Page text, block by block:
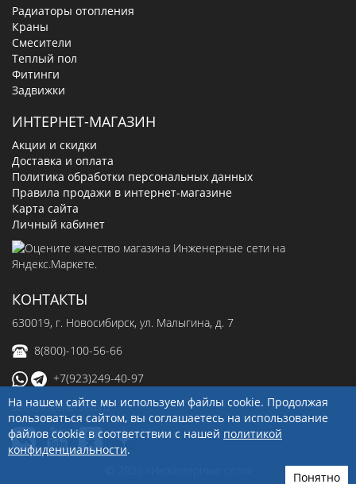
Радиаторы отопления
Краны
Смесители
Теплый пол
Фитинги
Задвижки
ИНТЕРНЕТ-МАГАЗИН
Акции и скидки
Доставка и оплата
Политика обработки персональных данных
Правила продажи в интернет-магазине
Карта сайта
Личный кабинет
КОНТАКТЫ
630019, г. Новосибирск, ул. Малыгина, д. 7
8(800)-100-56-66
+7(923)249-40-97
sale@ingenerseti.ru
На нашем сайте мы используем файлы cookie. Продолжая
пользоваться сайтом, вы соглашаетесь на использование
файлов cookie в соответствии с нашей политикой
конфиденциальности.
Понятно